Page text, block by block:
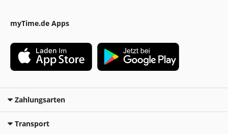
myTime.de Apps
Zahlungsarten
Transport